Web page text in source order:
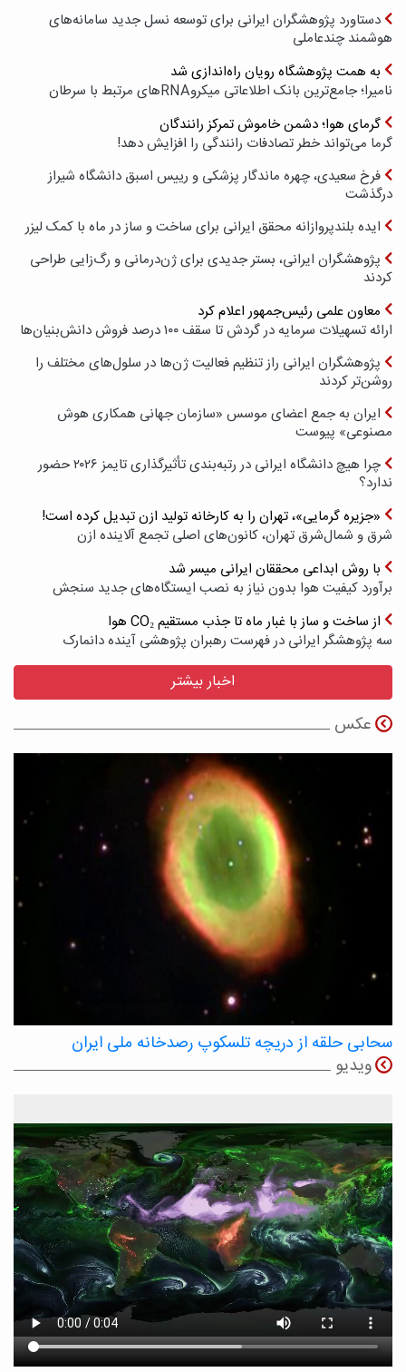
دستاورد پژوهشگران ایرانی برای توسعه نسل جدید سامانه‌های
هوشمند چندعاملی
به همت پژوهشگاه رویان راه‌اندازی شد
نامیرا؛ جامع‌ترین بانک اطلاعاتی میکروRNAهای مرتبط با سرطان
گرمای هوا؛ دشمن خاموش تمرکز رانندگان
گرما می‌تواند خطر تصادفات رانندگی را افزایش دهد!
فرخ سعیدی، چهره ماندگار پزشکی و رییس اسبق دانشگاه شیراز
درگذشت
ایده بلندپروازانه محقق ایرانی برای ساخت و ساز در ماه با کمک لیزر
پژوهشگران ایرانی، بستر جدیدی برای ژن‌درمانی و رگ‌زایی طراحی
کردند
معاون علمی رئیس‌جمهور اعلام کرد
ارائه تسهیلات سرمایه در گردش تا سقف ۱۰۰ درصد فروش دانش‌بنیان‌ها
پژوهشگران ایرانی راز تنظیم فعالیت ژن‌ها در سلول‌های مختلف را
روشن‌تر کردند
ایران به جمع اعضای موسس «سازمان جهانی همکاری هوش
مصنوعی» پیوست
چرا هیچ دانشگاه ایرانی در رتبه‌بندی تأثیرگذاری تایمز ۲۰۲۶ حضور
ندارد؟
«جزیره گرمایی»، تهران را به کارخانه تولید ازن تبدیل کرده است!
شرق و شمال‌شرق تهران، کانون‌های اصلی تجمع آلاینده ازن
با روش ابداعی محققان ایرانی میسر شد
برآورد کیفیت هوا بدون نیاز به نصب ایستگاه‌های جدید سنجش
از ساخت و ساز با غبار ماه تا جذب مستقیم CO₂ هوا
سه پژوهشگر ایرانی در فهرست رهبران پژوهشی آینده دانمارک
اخبار بیشتر
عکس
سحابی حلقه از دریچه تلسکوپ رصدخانه ملی ایران
ویدیو